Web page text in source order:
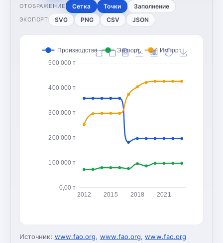
ОТОБРАЖЕНИЕ Сетка Точки Заполнение
ЭКСПОРТ SVG PNG CSV JSON
0,00 т
100 000 т
200 000 т
300 000 т
400 000 т
500 000 т
2012 2015 2018 2021
Производство Экспорт Импорт
Источник: www.fao.org, www.fao.org,www.fao.org